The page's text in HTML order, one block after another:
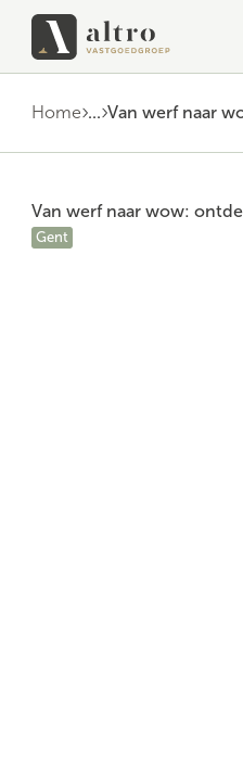
Home ... Van werf naar
Van werf naar wow:
Gent